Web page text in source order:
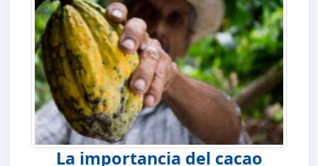
La importancia del cacao